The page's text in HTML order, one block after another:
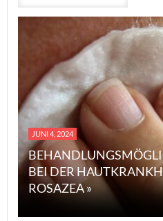
JUNI 4, 2024
BEI DER
ROSAZEA »